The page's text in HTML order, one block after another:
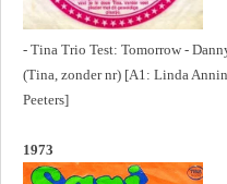
- Tina Trio Test: Tomorrow -
(Tina, zonder nr) [A1: Linda
Peeters]
1973